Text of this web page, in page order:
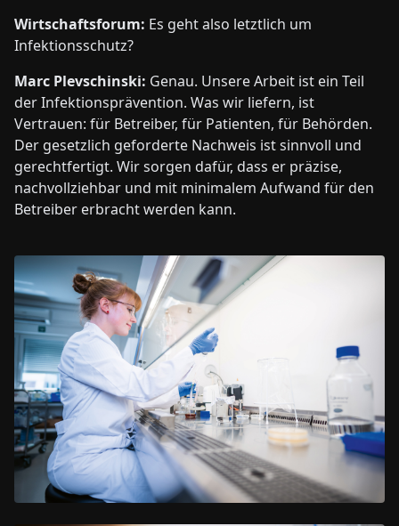
Wirtschaftsforum: Es geht also letztlich um
Infektionsschutz?
Marc Plevschinski: Genau. Unsere Arbeit ist ein Teil
der Infektionsprävention. Was wir liefern, ist
Vertrauen: für Betreiber, für Patienten, für Behörden.
Der gesetzlich geforderte Nachweis ist sinnvoll und
gerechtfertigt. Wir sorgen dafür, dass er präzise,
nachvollziehbar und mit minimalem Aufwand für den
Betreiber erbracht werden kann.